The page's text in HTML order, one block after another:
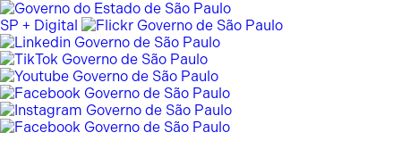
Pular
para
o
conteúdo
SP + Digital